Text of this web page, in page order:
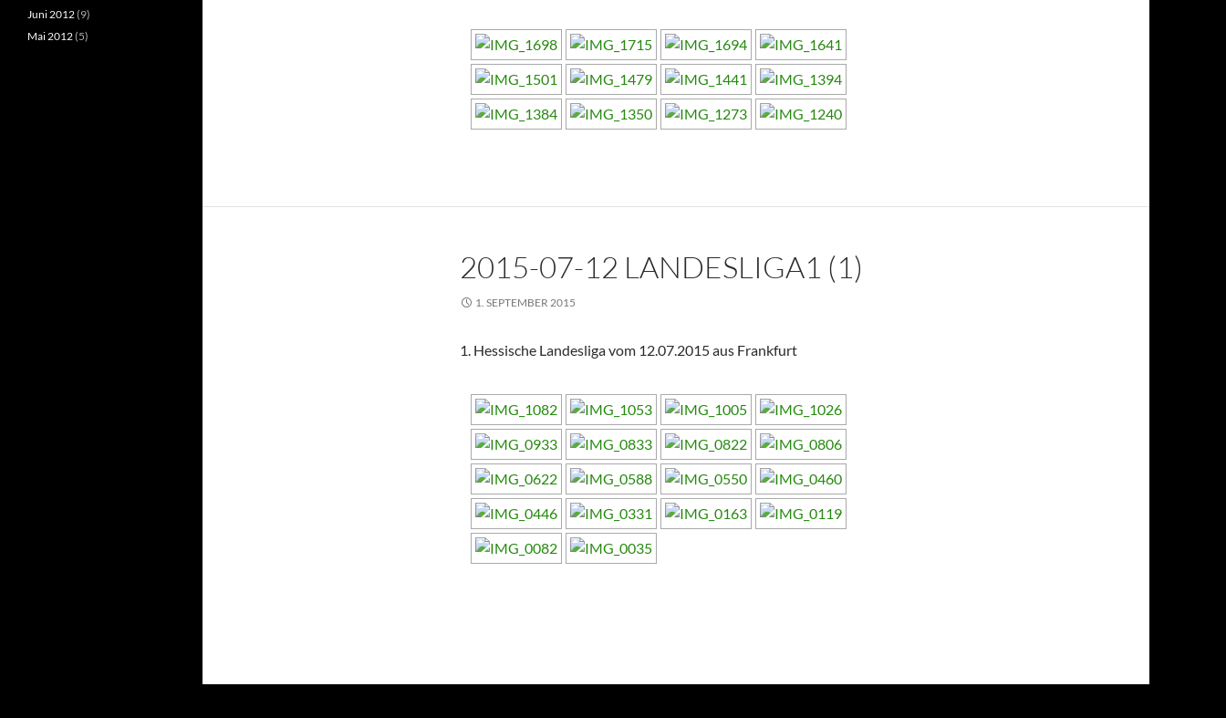
2015-07-12 LANDESLIGA1 (1)
1. SEPTEMBER 2015
1. Hessische Landesliga vom 12.07.2015 aus Frankfurt
Juni 2012(9)
Mai 2012(5)